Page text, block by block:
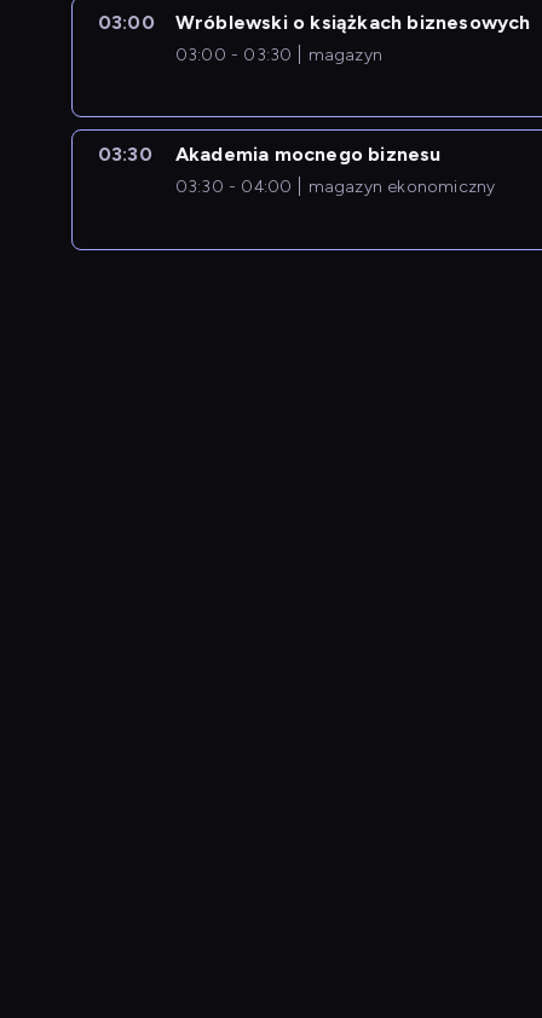
03:00 Wróblewski o książkach biznesowych
03:00 - 03:30 magazyn
03:30 Akademia mocnego biznesu
03:30 - 04:00 magazyn ekonomiczny